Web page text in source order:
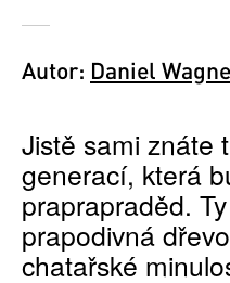
Autor: Daniel
Jistě sami znáte
generací, která
praprapraděd.
prapodivná
chatařské